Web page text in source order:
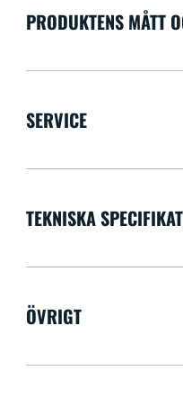
PRODUKTENS MÅTT
SERVICE
TEKNISKA
ÖVRIGT